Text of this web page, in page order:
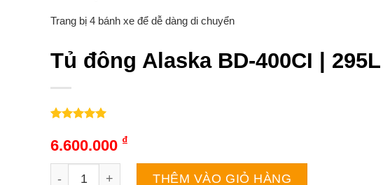
Trang bị 4 bánh xe để dễ dàng di chuyển
Tủ đông Alaska BD-400CI |
dựa trên
đánh giá
6.600.000 ₫
Tủ đông Alaska BD-400CI | 295L 1 ngăn 1 cánh inverter số
THÊM VÀO GIỎ HÀNG